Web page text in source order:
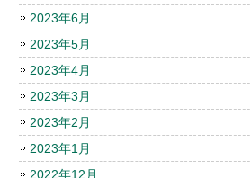
2023年6月
2023年5月
2023年4月
2023年3月
2023年2月
2023年1月
2022年12月